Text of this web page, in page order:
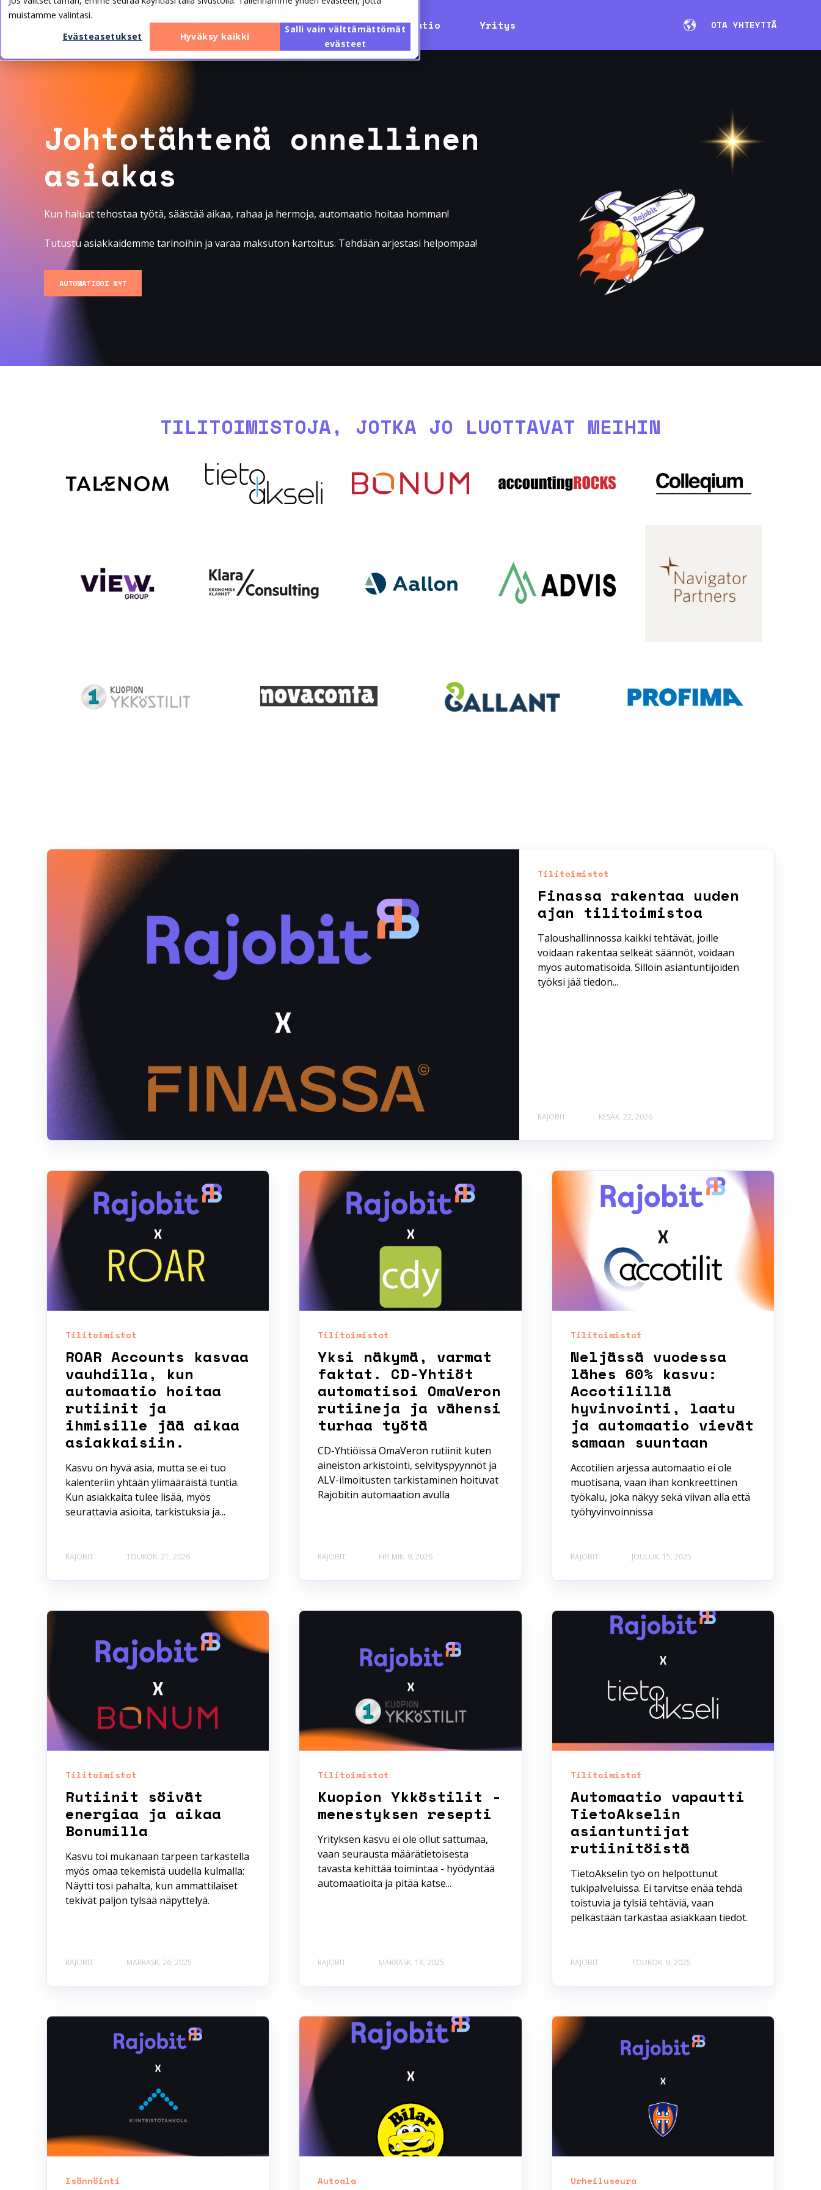
muistamme valintasi.
Evästeasetukset
Hyväksy kaikki
Salli vain välttämättömät
evästeet
Ratkaisut Hinnasto Inspiraatio Yritys OTA YHTEYTTÄ
Johtotähtenä onnellinen
asiakas
Kun haluat tehostaa työtä, säästää aikaa, rahaa ja hermoja, automaatio hoitaa homman!
Tutustu asiakkaidemme tarinoihin ja varaa maksuton kartoitus. Tehdään arjestasi helpompaa!
AUTOMATISOI NYT
TILITOIMISTOJA, JOTKA JO LUOTTAVAT MEIHIN
Tilitoimistot
Finassa rakentaa uuden
ajan tilitoimistoa
Taloushallinnossa kaikki tehtävät, joille
voidaan rakentaa selkeät säännöt, voidaan
myös automatisoida. Silloin asiantuntijoiden
työksi jää tiedon...
RAJOBIT KESÄK. 22, 2026
Tilitoimistot
ROAR Accounts kasvaa
vauhdilla, kun
automaatio hoitaa
rutiinit ja
ihmisille jää aikaa
asiakkaisiin.
Kasvu on hyvä asia, mutta se ei tuo
kalenteriin yhtään ylimääräistä tuntia.
Kun asiakkaita tulee lisää, myös
seurattavia asioita, tarkistuksia ja...
RAJOBIT TOUKOK. 21, 2026
Tilitoimistot
Yksi näkymä, varmat
faktat. CD-Yhtiöt
automatisoi OmaVeron
rutiineja ja vähensi
turhaa työtä
CD-Yhtiöissä OmaVeron rutiinit kuten
aineiston arkistointi, selvityspyynnöt ja
ALV-ilmoitusten tarkistaminen hoituvat
Rajobitin automaation avulla
RAJOBIT HELMIK. 9, 2026
Tilitoimistot
Neljässä vuodessa
lähes 60% kasvu:
Accotilillä
hyvinvointi, laatu
ja automaatio vievät
samaan suuntaan
Accotilien arjessa automaatio ei ole
muotisana, vaan ihan konkreettinen
työkalu, joka näkyy sekä viivan alla että
työhyvinvoinnissa
RAJOBIT JOULUK. 15, 2025
Tilitoimistot
Rutiinit söivät
energiaa ja aikaa
Bonumilla
Kasvu toi mukanaan tarpeen tarkastella
myös omaa tekemistä uudella kulmalla:
Näytti tosi pahalta, kun ammattilaiset
tekivät paljon tylsää näpyttelyä.
RAJOBIT MARRASK. 26, 2025
Tilitoimistot
Kuopion Ykköstilit -
menestyksen resepti
Yrityksen kasvu ei ole ollut sattumaa,
vaan seurausta määrätietoisesta
tavasta kehittää toimintaa - hyödyntää
automaatioita ja pitää katse...
RAJOBIT MARRASK. 18, 2025
Tilitoimistot
Automaatio vapautti
TietoAkselin
asiantuntijat
rutiinitöistä
TietoAkselin työ on helpottunut
tukipalveluissa. Ei tarvitse enää tehdä
toistuvia ja tylsiä tehtäviä, vaan
pelkästään tarkastaa asiakkaan tiedot.
RAJOBIT TOUKOK. 9, 2025
Isännöinti Autoala Urheiluseura